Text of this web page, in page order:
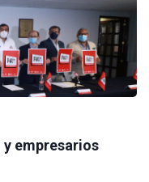
y empresarios